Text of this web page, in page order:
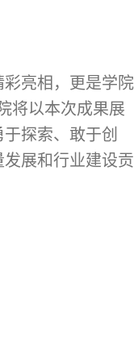
亮相，更是学院
将以本次成果展
探索、敢于创
展和行业建设贡